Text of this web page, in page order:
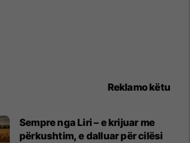
Reklamo këtu
Sempre nga Liri – e krijuar me
përkushtim, e dalluar për cilësi